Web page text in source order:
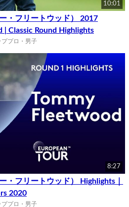
10:01
・フリートウッド） 2017
| Classic Round Highlights
ププロ・男子
8:27
・フリートウッド） Highlights｜
2020
ププロ・男子